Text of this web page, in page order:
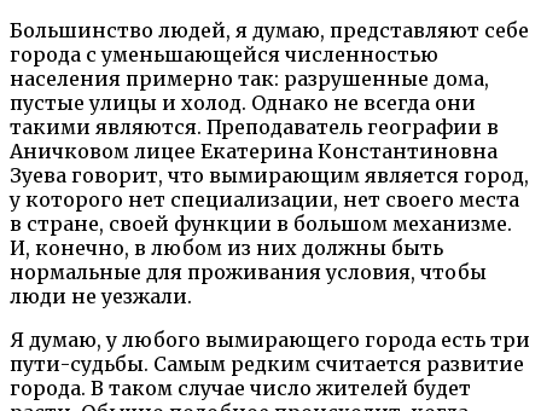
Большинство людей, я думаю, представляют себе
города с уменьшающейся численностью
населения примерно так: разрушенные дома,
пустые улицы и холод. Однако не всегда они
такими являются. Преподаватель географии в
Аничковом лицее Екатерина Константиновна
Зуева говорит, что вымирающим является город,
у которого нет специализации, нет своего места
в стране, своей функции в большом механизме.
И, конечно, в любом из них должны быть
нормальные для проживания условия, чтобы
люди не уезжали.
Я думаю, у любого вымирающего города есть три
пути-судьбы. Самым редким считается развитие
города. В таком случае число жителей будет